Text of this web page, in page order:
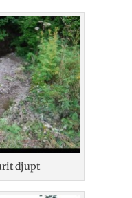
djupt